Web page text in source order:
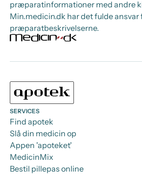
præparatinformationer med andre
Min.medicin.dk har det fulde ansvar
præparatbeskrivelserne.
SERVICES
Find apotek
Slå din medicin op
Appen 'apoteket'
MedicinMix
Bestil pillepas online